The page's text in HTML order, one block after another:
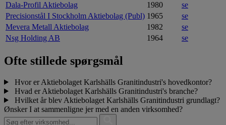
Dala-Profil Aktiebolag
1980
se
Precisionstål I Stockholm Aktiebolag (Publ) 1965
se
Mevera Metall Aktiebolag
1982
se
Nsg Holding AB
1964 se
Ofte stillede spørgsmål
Hvor er Aktiebolaget Karlshälls Granitindustri's hovedkontor?
Hvad er Aktiebolaget Karlshälls Granitindustri's branche?
Hvilket år blev Aktiebolaget Karlshälls Granitindustri grundlagt?
Ønsker I at sammenligne jer med en anden virksomhed?